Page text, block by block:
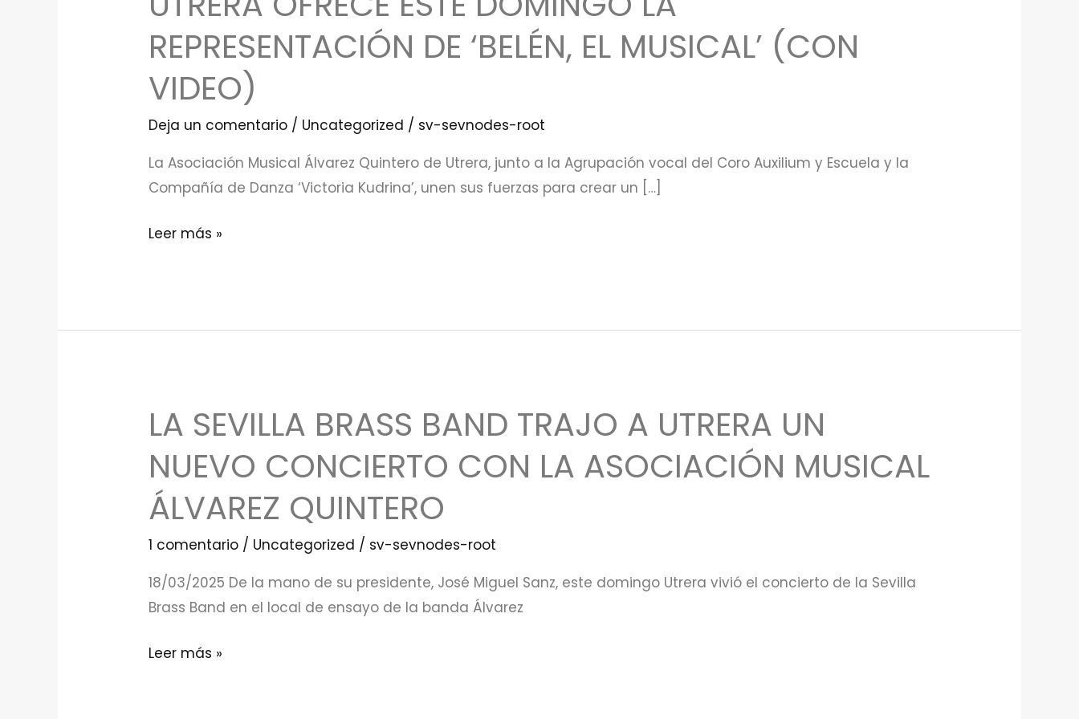
REPRESENTACIÓN DE ‘BELÉN, EL MUSICAL’ (CON
VIDEO)
Deja un comentario / Uncategorized / sv-sevnodes-root
La Asociación Musical Álvarez Quintero de Utrera, junto a la Agrupación vocal del Coro Auxilium y Escuela y la
Compañía de Danza ‘Victoria Kudrina’, unen sus fuerzas para crear un […]
Quintero
de
Utrera
ofrece
representación
musical’
Leer más »
LA SEVILLA BRASS BAND TRAJO A UTRERA UN
NUEVO CONCIERTO CON LA ASOCIACIÓN MUSICAL
ÁLVAREZ QUINTERO
1 comentario / Uncategorized / sv-sevnodes-root
18/03/2025 De la mano de su presidente, José Miguel Sanz, este domingo Utrera vivió el concierto de la Sevilla
Brass Band en el local de ensayo de la banda Álvarez
La
Sevilla
Brass
Band
trajo
a
un
nuevo
con
Leer más »